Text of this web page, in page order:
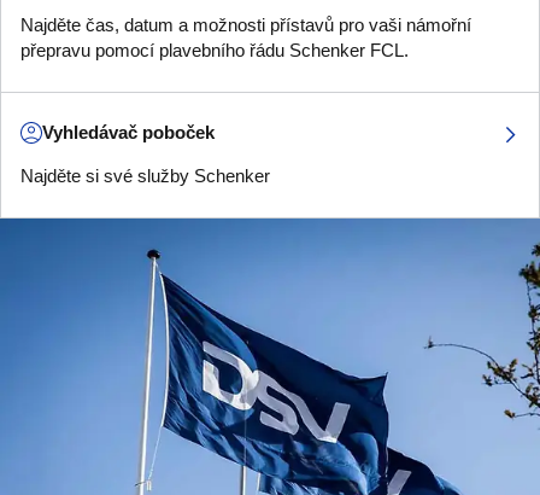
Najděte čas, datum a možnosti přístavů pro vaši námořní
přepravu pomocí plavebního řádu Schenker FCL.
Vyhledávač poboček
Najděte si své služby Schenker